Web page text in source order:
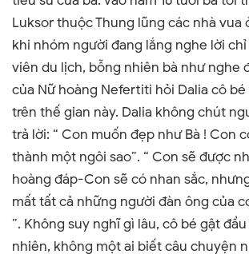
Luksor thuộc Thung lũng các nhà vua
khi nhóm người đang lắng nghe lời
viên du lịch, bỗng nhiên bà như nghe
của Nữ hoàng Nefertiti hỏi Dalia cô
trên thế gian này. Dalia không chút
trả lời: “ Con muốn đẹp như Bà ! Con
thành một ngôi sao”. “ Con sẽ được
hoàng đáp-Con sẽ có nhan sắc,
mất tất cả những người đàn ông của
”. Không suy nghĩ gì lâu, cô bé gật
nhiên, không một ai biết câu chuyện